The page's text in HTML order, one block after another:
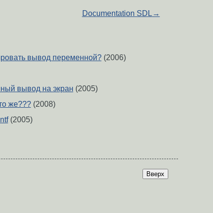
Documentation SDL →
вывод переменной?(2006)
вывод на экран (2005)
же???(2008)
(2005)
Вверх